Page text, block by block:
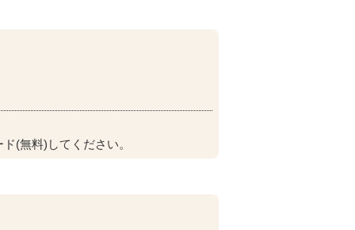
(無料)してください。